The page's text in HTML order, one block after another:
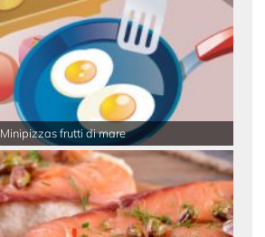
Minipizzas frutti di mare